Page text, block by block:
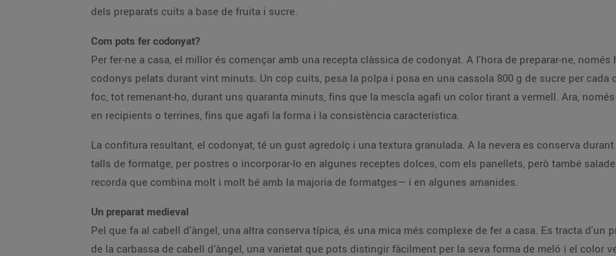
dels preparats cuits a base de fruita i sucre.
Com pots fer codonyat?
Per fer-ne a casa, el millor és començar amb una recepta clàssica de codonyat. A l'hora de preparar-ne,
codonys pelats durant vint minuts. Un cop cuits, pesa la polpa i posa en una cassola 800 g de sucre per cada
foc, tot remenant-ho, durant uns quaranta minuts, fins que la mescla agafi un color tirant a vermell. Ara,
en recipients o terrines, fins que agafi la forma i la consistència característica.
La confitura resultant, el codonyat, té un gust agredolç i una textura granulada. A la nevera es conserva
talls de formatge, per postres o incorporar-lo en algunes receptes dolces, com els panellets, però també
recorda que combina molt i molt bé amb la majoria de formatges— i en algunes amanides.
Un preparat medieval
Pel que fa al cabell d'àngel, una altra conserva típica, és una mica més complexe de fer a casa. Es tracta d'un
de la carbassa de cabell d’àngel, una varietat que pots distingir fàcilment per la seva forma de meló i el color